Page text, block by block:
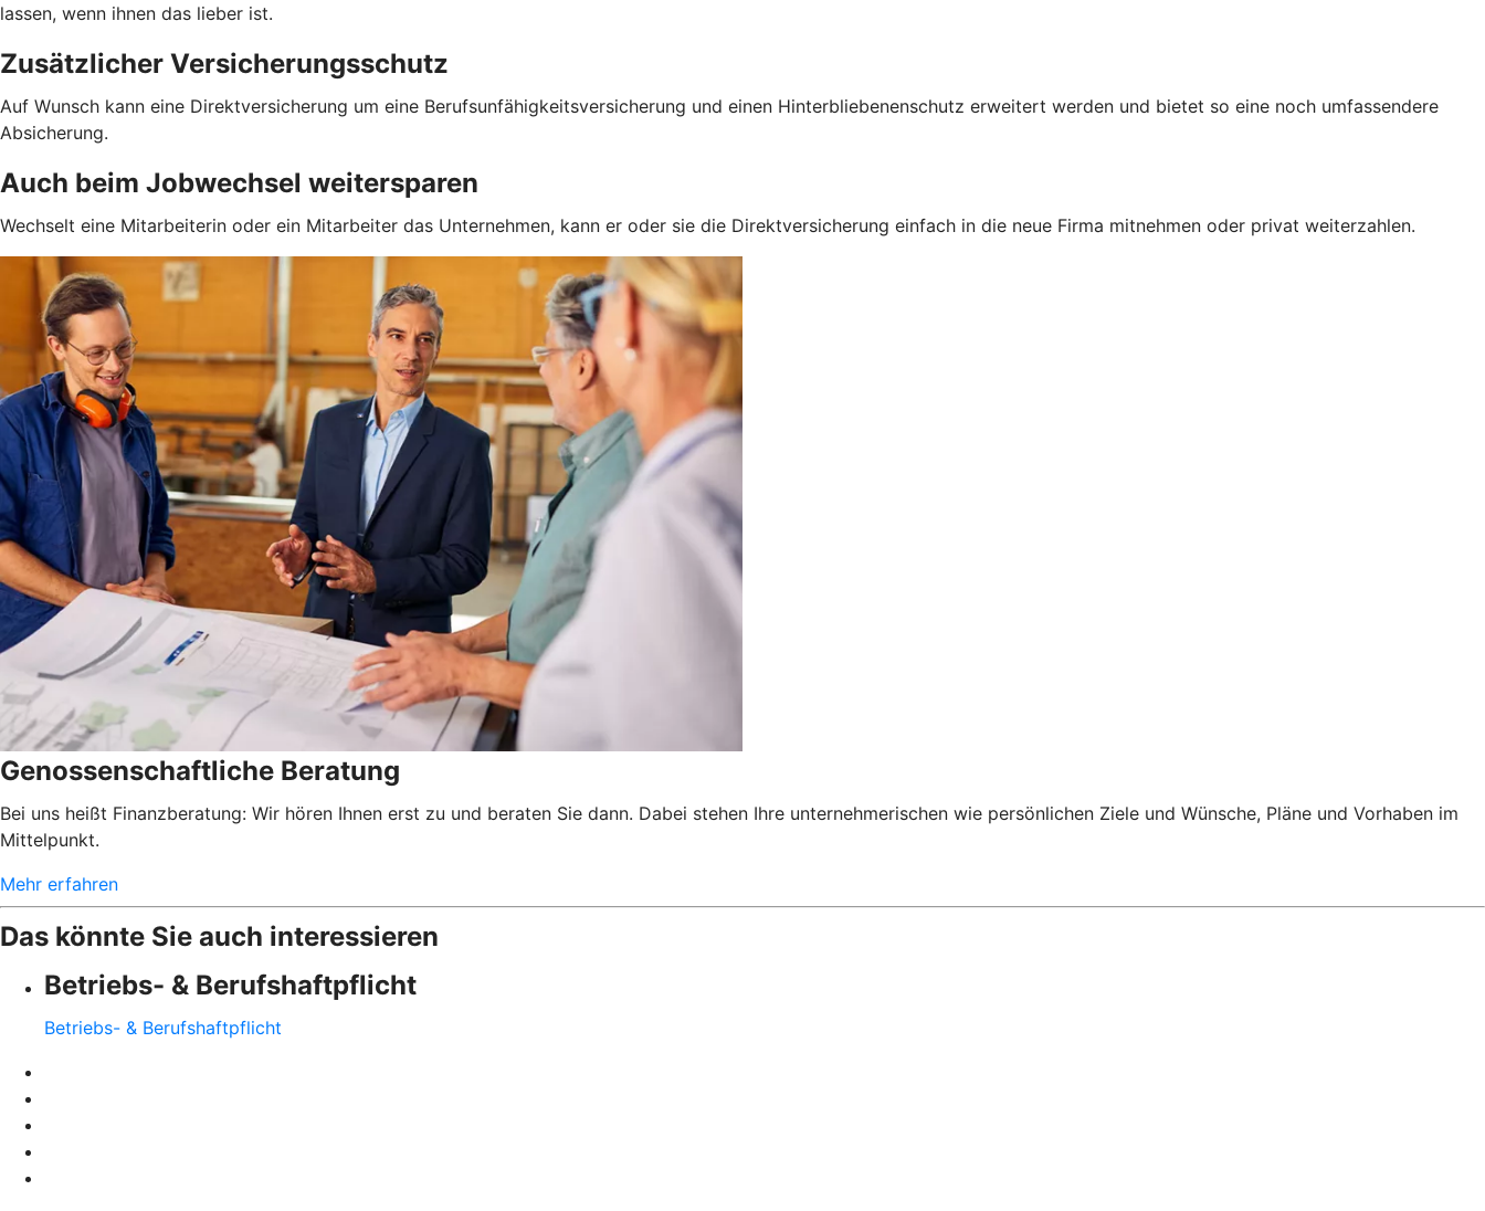
lassen, wenn ihnen das lieber ist.
Zusätzlicher Versicherungsschutz
Auf Wunsch kann eine Direktversicherung um eine Berufsunfähigkeitsversicherung und einen Hinterbliebenenschutz erweitert werden und bietet so eine noch umfassendere
Absicherung.
Auch beim Jobwechsel weitersparen
Wechselt eine Mitarbeiterin oder ein Mitarbeiter das Unternehmen, kann er oder sie die Direktversicherung einfach in die neue Firma mitnehmen oder privat weiterzahlen.
Genossenschaftliche Beratung
Bei uns heißt Finanzberatung: Wir hören Ihnen erst zu und beraten Sie dann. Dabei stehen Ihre unternehmerischen wie persönlichen Ziele und Wünsche, Pläne und Vorhaben im
Mittelpunkt.
Mehr erfahren
Das könnte Sie auch interessieren
Betriebs- & Berufshaftpflicht
Betriebs- & Berufshaftpflicht